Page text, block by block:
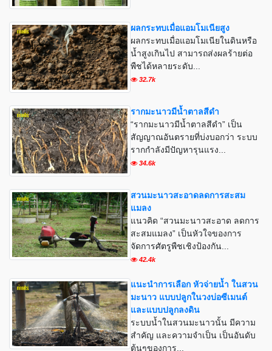
ผลกระทบเมื่อแอมโมเนียสูง
ผลกระทบเมื่อแอมโมเนียในดินหรือ
น้ำสูงเกินไป สามารถส่งผลร้ายต่อ
พืชได้หลายระดับ...
32.7k
รากมะนาวมีน้ำตาลสีดำ
“รากมะนาวมีน้ำตาลสีดำ” เป็น
สัญญาณอันตรายที่บ่งบอกว่า ระบบ
รากกำลังมีปัญหารุนแรง...
34.6k
สวนมะนาวสะอาดลดการสะสม
แมลง
แนวคิด “สวนมะนาวสะอาด ลดการ
สะสมแมลง” เป็นหัวใจของการ
จัดการศัตรูพืชเชิงป้องกัน...
42.4k
แนะนำการเลือก หัวจ่ายน้ำ ในสวน
มะนาว แบบปลูกในวงบ่อซีเมนต์
และแบบปลูกลงดิน
ระบบน้ำในสวนมะนาวนั้น มีความ
สำคัญ และความจำเป็น เป็นอันดับ
ต้นๆของการ...